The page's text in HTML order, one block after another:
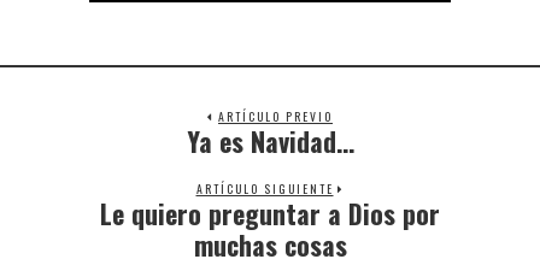
ARTÍCULO PREVIO
Previous
Ya es Navidad…
ARTÍCULO SIGUIENTE
Next
Le quiero preguntar a Dios por
muchas cosas